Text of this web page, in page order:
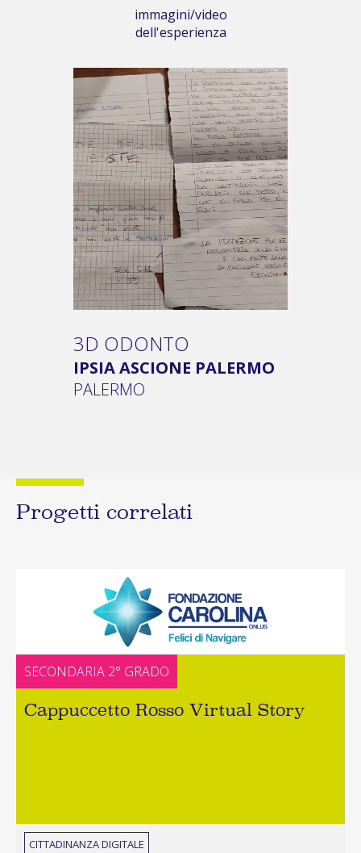
immagini/video
dell'esperienza
3D ODONTO
IPSIA ASCIONE PALERMO
PALERMO
Progetti correlati
SECONDARIA 2° GRADO
Cappuccetto Rosso Virtual Story
CITTADINANZA DIGITALE